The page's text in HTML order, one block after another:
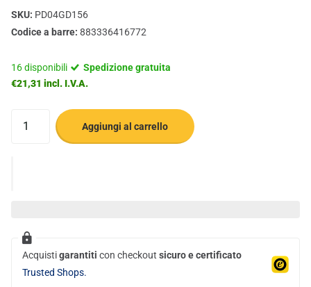
SKU: PD04GD156
Codice a barre: 883336416772
16 disponibili
Spedizione gratuita
€21,31 incl. I.V.A.
Aggiungi al carrello
Acquistigarantiti con checkout sicuro e certificato
Trusted Shops.